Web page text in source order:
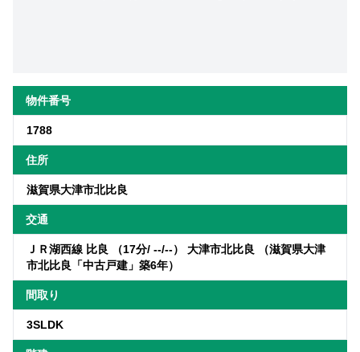
物件番号
1788
住所
滋賀県大津市北比良
交通
ＪＲ湖西線 比良 （17分/ --/--） 大津市北比良 （滋賀県大津
市北比良「中古戸建」築6年）
間取り
3SLDK